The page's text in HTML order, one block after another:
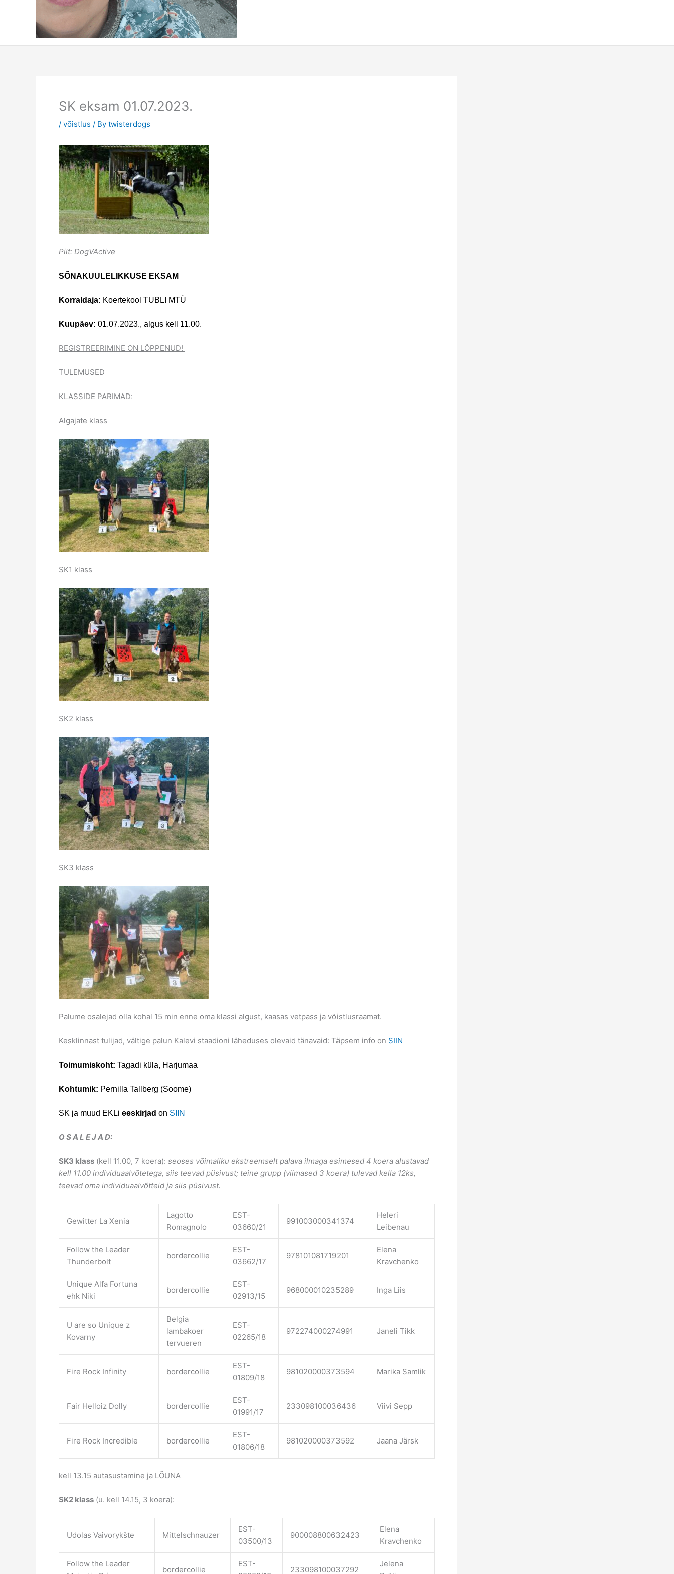
SK eksam 01.07.2023.
/ võistlus / By twisterdogs
Pilt: DogVActive
SÕNAKUULELIKKUSE EKSAM
Korraldaja: Koertekool TUBLI MTÜ
Kuupäev: 01.07.2023., a lgus kell 11.00.
REGISTREERIMINE ON LÕPPENUD!
TULEMUSED
KLASSIDE PARIMAD:
Algajate klass
SK1 klass
SK2 klass
SK3 klass
Palume osalejad olla kohal 15 min enne oma klassi algust, kaasas vetpass ja võistlusraamat.
Kesklinnast tulijad, vältige palun Kalevi staadioni läheduses olevaid tänavaid: Täpsem info on SIIN
Toimumiskoht: Tagadi küla, Harjumaa
Kohtumik: Pernilla Tallberg (Soome)
SK ja muud EKLi eeskirjad on SIIN
O S A L E J A D:
SK3 klass (kell 11.00, 7 koera): seoses võimaliku ekstreemselt palava ilmaga esimesed 4 koera alustavad
kell 11.00 individuaalvõtetega, siis teevad püsivust; teine grupp (viimased 3 koera) tulevad kella 12ks,
teevad oma individuaalvõtteid ja siis püsivust.
Gewitter La Xenia
Lagotto
Romagnolo
EST-
03660/21
991003000341374
Heleri
Leibenau
Follow the Leader
Thunderbolt
bordercollie
EST-
03662/17
978101081719201
Elena
Kravchenko
Unique Alfa Fortuna
ehk Niki
bordercollie
EST-
02913/15
968000010235289 Inga Liis
U are so Unique z
Kovarny
Belgia
lambakoer
tervueren
EST-
02265/18
972274000274991 Janeli Tikk
Fire Rock Infinity bordercollie
EST-
01809/18
981020000373594 Marika Samlik
Fair Helloiz Dolly bordercollie
EST-
01991/17
233098100036436 Viivi Sepp
Fire Rock Incredible bordercollie
EST-
01806/18
981020000373592 Jaana Järsk
kell 13.15 autasustamine ja LÕUNA
SK2 klass (u. kell 14.15, 3 koera):
Udolas Vaivorykšte Mittelschnauzer
EST-
03500/13
900008800632423
Elena
Kravchenko
Follow the Leader
bordercollie
EST-
233098100037292
Jelena